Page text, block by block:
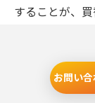
することが、
産買替でも、
リスク管理
不動産買替を
お問い